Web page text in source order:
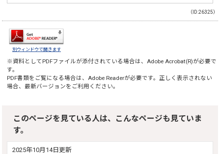
（ID:26325）
別ウィンドウで開きます
※資料としてPDFファイルが添付されている場合は、 Adobe Acrobat(R)が必要で
す。
PDF書類をご覧になる場合は、 Adobe Readerが必要です。正しく表示されない
場合、最新バージョンをご利用ください。
このページを見ている人は、こんなページも見ていま
す。
2025年10月14日更新